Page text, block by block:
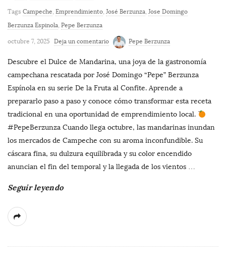
Tags Campeche, Emprendimiento, José Berzunza, Jose Domingo
Berzunza Espinola, Pepe Berzunza
octubre 7, 2025 Deja un comentario Pepe Berzunza
Descubre el Dulce de Mandarina, una joya de la gastronomía
campechana rescatada por José Domingo “Pepe” Berzunza
Espínola en su serie De la Fruta al Confite. Aprende a
prepararlo paso a paso y conoce cómo transformar esta receta
tradicional en una oportunidad de emprendimiento local.
#PepeBerzunza Cuando llega octubre, las mandarinas inundan
los mercados de Campeche con su aroma inconfundible. Su
cáscara fina, su dulzura equilibrada y su color encendido
anuncian el fin del temporal y la llegada de los vientos …
Seguir leyendo